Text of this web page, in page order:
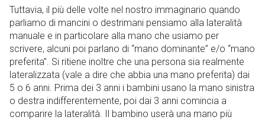
Tuttavia, il più delle volte nel nostro immaginario quando
parliamo di mancini o destrimani pensiamo alla lateralità
manuale e in particolare alla mano che usiamo per
scrivere, alcuni poi parlano di “mano dominante” e/o “mano
preferita”. Si ritiene inoltre che una persona sia realmente
lateralizzata (vale a dire che abbia una mano preferita) dai
5 o 6 anni. Prima dei 3 anni i bambini usano la mano sinistra
o destra indifferentemente, poi dai 3 anni comincia a
comparire la lateralità. Il bambino userà una mano più